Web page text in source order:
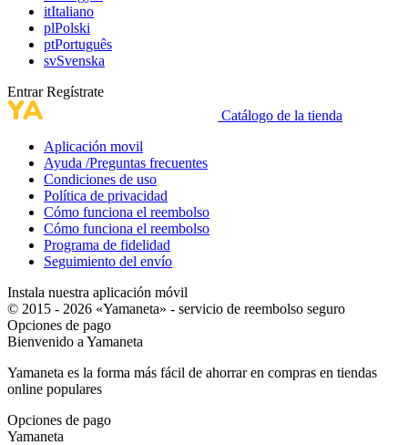
itItaliano
plPolski
ptPortuguês
svSvenska
Entrar Regístrate
Catálogo de la tienda
Aplicación movil
Ayuda /Preguntas frecuentes
Condiciones de uso
Política de privacidad
Cómo funciona el reembolso
Cómo funciona el reembolso
Programa de fidelidad
Seguimiento del envío
Instala nuestra aplicación móvil
© 2015 - 2026 «Yamaneta» - servicio de reembolso seguro
Opciones de pago
Bienvenido a Yamaneta
Yamaneta es la forma más fácil de ahorrar en compras en tiendas
online populares
Opciones de pago
Yamaneta